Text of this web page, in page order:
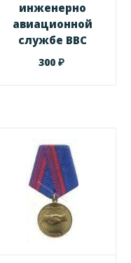
инженерно
авиационной
службе ВВС
300 ₽